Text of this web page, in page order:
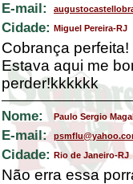
E-mail:
Cidade: Miguel Pereira-RJ
Cobrança perfeita!
Estava aqui me
perder!kkkkkk
Nome: Paulo Sergio
E-mail:
Cidade: Rio de Janeiro-RJ
Não erra essa